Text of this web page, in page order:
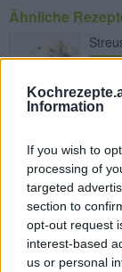
Information
If you wish to
processing of
targeted
section to
opt-out request
interest-based
us or personal
Ähnliche
Leicht
Leicht